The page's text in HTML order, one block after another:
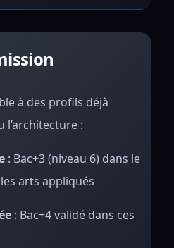
à des profils déjà
l’architecture :
: Bac+3 (niveau 6) dans le
arts appliqués
: Bac+4 validé dans ces